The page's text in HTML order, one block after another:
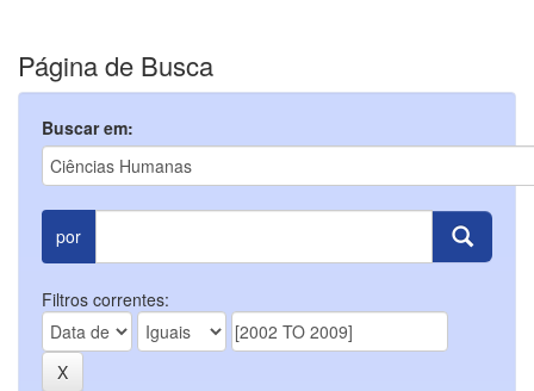
Página de Busca
Buscar em:
por
Filtros correntes: